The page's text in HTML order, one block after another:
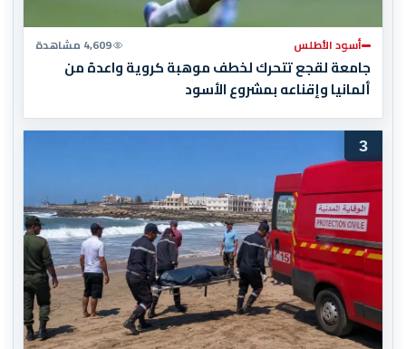
أسود الأطلس 4,609 مشاهدة
جامعة لقجع تتحرك لخطف موهبة كروية واعدة من
ألمانيا وإقناعه بمشروع الأسود
3